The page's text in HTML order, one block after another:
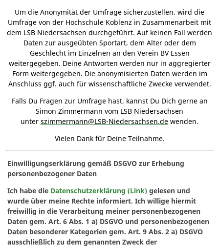
Um die Anonymität der Umfrage sicherzustellen, wird die
Umfrage von der Hochschule Koblenz in Zusammenarbeit mit
dem LSB Niedersachsen durchgeführt. Auf keinen Fall werden
Daten zur ausgeübten Sportart, dem Alter oder dem
Geschlecht im Einzelnen an den Verein BV Essen
weitergegeben. Deine Antworten werden nur in aggregierter
Form weitergegeben. Die anonymisierten Daten werden im
Anschluss ggf. auch für wissenschaftliche Zwecke verwendet.
Falls Du Fragen zur Umfrage hast, kannst Du Dich gerne an
Simon Zimmermann vom LSB Niedersachsen
unter szimmermann@LSB-Niedersachsen.de wenden.
Vielen Dank für Deine Teilnahme.
Einwilligungserklärung gemäß DSGVO zur Erhebung
personenbezogener Daten
Ich habe die Datenschutzerklärung (Link) gelesen und
wurde über meine Rechte informiert. Ich willige hiermit
freiwillig in die Verarbeitung meiner personenbezogenen
Daten gem. Art. 6 Abs. 1 a) DSGVO und personenbezogenen
Daten besonderer Kategorien gem. Art. 9 Abs. 2 a) DSGVO
ausschließlich zu dem genannten Zweck der